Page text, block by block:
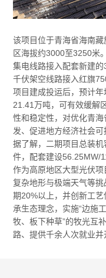
该项目位于青海省海南
区海拔约3000至3250米
集电线路接入配套新建
千伏架空线路接入红旗
项目建成投运后，预计
21.41万吨，可有效缓解
性和稳定性，对优化青
发、促进地方经济社会可
据了解，二期项目总装
件，配套建设‌56.25MW/
作为高原地区大型光伏项
复杂地形与极端天气等
期20%以上，并创新工
承生态理念，实施“边施
牧、板下种草”的牧光互
路、提供千余人次就业并